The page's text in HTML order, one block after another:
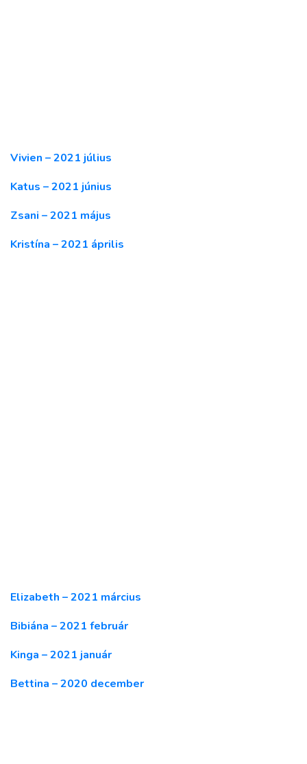
Vivien – 2021 július
Katus – 2021 június
Zsani – 2021 május
Kristína – 2021 április
Elizabeth – 2021 március
Bibiána – 2021 február
Kinga – 2021 január
Bettina – 2020 december